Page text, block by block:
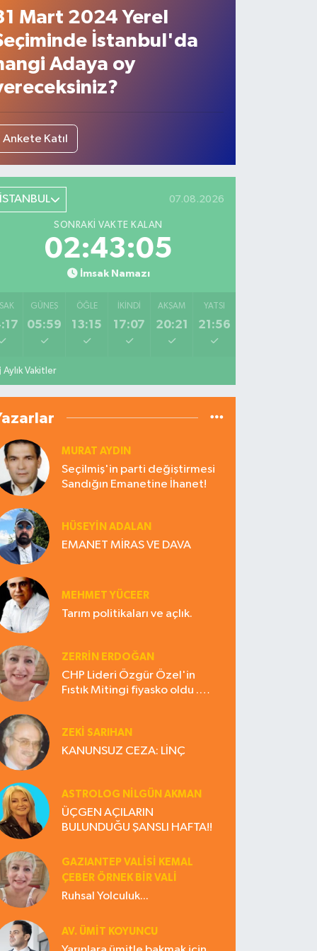
Mart 2024 Yerel
İstanbul'da
Adaya oy
Ankete Katıl
07.08.2026
SONRAKI VAKTE KALAN
02:43:04
İmsak Namazı
GÜNEŞ
05:59
ÖĞLE
13:15
İKINDI
17:07
AKŞAM
20:21
YATSI
21:56
Aylık Vakitler
MURAT AYDIN
Seçilmiş'in parti değiştirmesi
Sandığın Emanetine İhanet!
HÜSEYIN ADALAN
EMANET MİRAS VE DAVA
MEHMET YÜCEER
Tarım politikaları ve açlık.
ZERRIN ERDOĞAN
CHP Lideri Özgür Özel'in
Fıstık Mitingi fiyasko oldu .
ZEKI SARIHAN
KANUNSUZ CEZA: LİNÇ
ASTROLOG NILGÜN AKMAN
ÜÇGEN AÇILARIN
BULUNDUĞU ŞANSLI HAFTA!!
GAZIANTEP VALISI KEMAL
ÇEBER ÖRNEK BİR VALİ
Ruhsal Yolculuk...
AV. ÜMIT KOYUNCU